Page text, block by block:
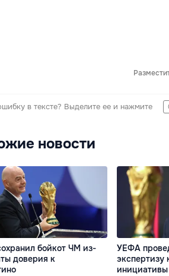
в тексте? Выделите ее и нажмите
новости
бойкот ЧМ из-
доверия к
УЕФА
экспертизу